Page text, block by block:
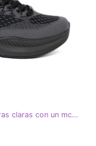
Shelvt Zapatillas negras claras con un mcArthur superior transpirable negro